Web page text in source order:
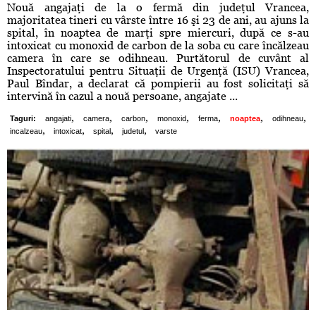
Nouă angajaţi de la o fermă din judeţul Vrancea,
majoritatea tineri cu vârste între 16 şi 23 de ani, au ajuns la
spital, în noaptea de marţi spre miercuri, după ce s-au
intoxicat cu monoxid de carbon de la soba cu care încălzeau
camera în care se odihneau. Purtătorul de cuvânt al
Inspectoratului pentru Situaţii de Urgenţă (ISU) Vrancea,
Paul Bîndar, a declarat că pompierii au fost solicitaţi să
intervină în cazul a nouă persoane, angajate ...
Taguri: angajati, camera, carbon, monoxid, ferma, noaptea, odihneau,
incalzeau, intoxicat, spital , judetul , varste